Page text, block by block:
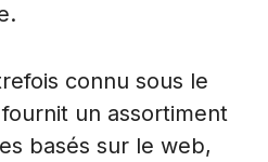
connu sous le
fournit un assortiment
basés sur le web,